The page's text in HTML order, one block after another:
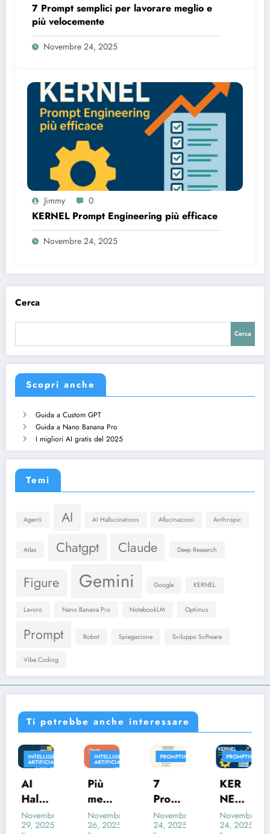
7 Prompt semplici per lavorare meglio e
più velocemente
Novembre 24, 2025
Jimmy 0
KERNEL Prompt Engineering più efficace
Novembre 24, 2025
Cerca
Cerca
Scopri anche
Guida a Custom GPT
Guida a Nano Banana Pro
I migliori AI gratis del 2025
Temi
Agenti AI AI Hallucinations Allucinazioni Anthropic
Atlas Chatgpt Claude Deep Research
Figure Gemini Google KERNEL
Lavoro Nano Banana Pro NotebookLM Optimus
Prompt Robot Spiegazione Sviluppo Software
Vibe Coding
Ti potrebbe anche interessare
INTELLIGENZA
ARTIFICIALE
Più
mem
oria,
più
Novembre
26, 2025
PROMPTING
7
Prom
pt
semp
Novembre
24, 2025
PROMPTING
KER
NEL
Prom
pt
Novembre
24, 2025
AUTOMAZIONE
Vibe
Codi
ng: la
nuov
Novembre
22, 2025
Jimmy